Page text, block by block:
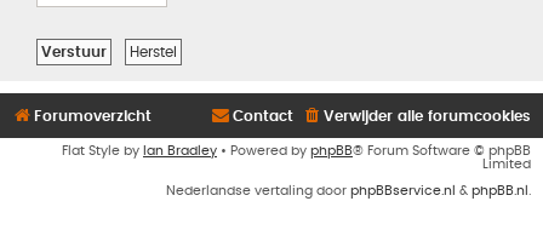
Forumoverzicht Verwijder alle forumcookies
Contact
Flat Style by Ian Bradley • Powered by phpBB® Forum Software © phpBB
Limited
Nederlandse vertaling door phpBBservice.nl & phpBB.nl .